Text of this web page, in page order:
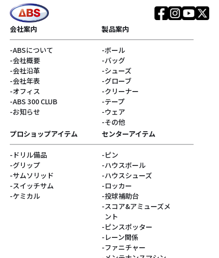
会社案内
ABSについて
会社概要
会社沿革
会社年表
オフィス
ABS 300 CLUB
お知らせ
製品案内
ボール
バッグ
シューズ
グローブ
クリーナー
テープ
ウェア
その他
プロショップアイテム
ドリル備品
グリップ
サムソリッド
スイッチサム
ケミカル
センターアイテム
ピン
ハウスボール
ハウスシューズ
ロッカー
投球補助台
スコア&アミューズメ
ント
ピンスポッター
レーン関係
ファニチャー